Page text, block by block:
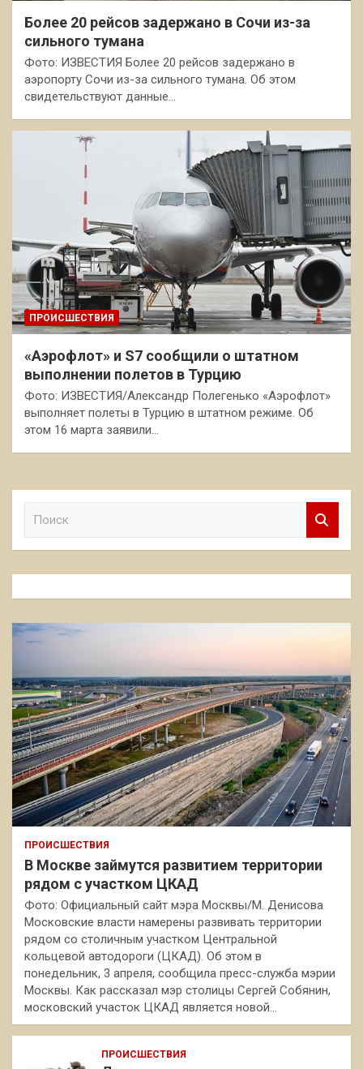
Более 20 рейсов задержано в Сочи из-за
сильного тумана
Фото: ИЗВЕСТИЯ Более 20 рейсов задержано в
аэропорту Сочи из-за сильного тумана. Об этом
свидетельствуют данные…
ПРОИСШЕСТВИЯ
«Аэрофлот» и S7 сообщили о штатном
выполнении полетов в Турцию
Фото: ИЗВЕСТИЯ/Александр Полегенько «Аэрофлот»
выполняет полеты в Турцию в штатном режиме. Об
этом 16 марта заявили…
к
ПРОИСШЕСТВИЯ
В Москве займутся развитием территории
рядом с участком ЦКАД
Фото: Официальный сайт мэра Москвы/М. Денисова
Московские власти намерены развивать территории
рядом со столичным участком Центральной
кольцевой автодороги (ЦКАД). Об этом в
понедельник, 3 апреля, сообщила пресс-служба мэрии
Москвы. Как рассказал мэр столицы Сергей Собянин,
московский участок ЦКАД является новой…
ПРОИСШЕСТВИЯ